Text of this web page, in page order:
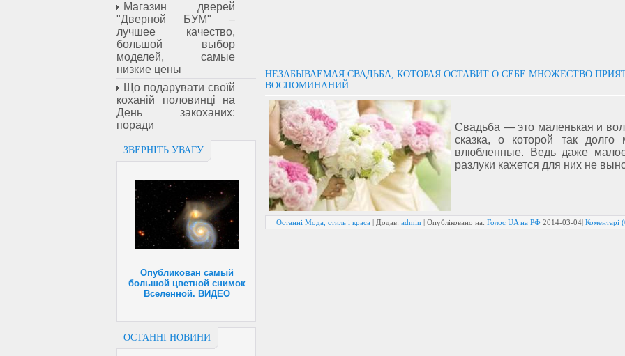
Магазин дверей
"Дверной БУМ" –
лучшее качество,
большой выбор
моделей, самые
низкие цены
Що подарувати своїй
коханій половинці на
День закоханих:
поради
ЗВЕРНІТЬ УВАГУ
Опубликован самый
большой цветной снимок
Вселенной. ВИДЕО
ОСТАННІ НОВИНИ
НЕЗАБЫВАЕМАЯ СВАДЬБА, КОТОРАЯ ОСТАВИТ О СЕБЕ МНОЖЕСТВО
ВОСПОМИНАНИЙ
Свадьба — это маленькая и
сказка, о которой так долго
влюбленные. Ведь даже
разлуки кажется для них не
Останні Мода, стиль і краса | Додав: admin | Опубліковано на: Голос UA на РФ 2014-03-04| Коментарі